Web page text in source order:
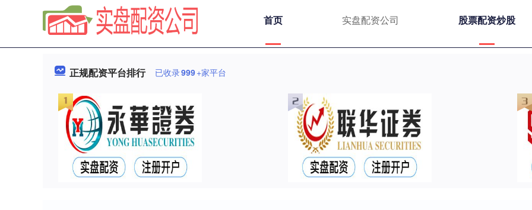
首页 实盘配资公司 股票配资炒股
正规配资平台排行 已收录999+家平台